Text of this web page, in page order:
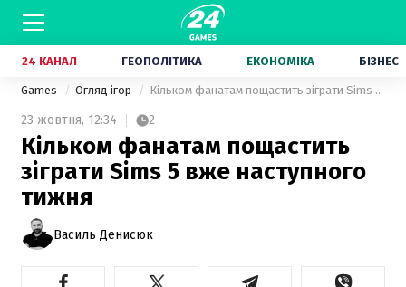
24 КАНАЛ ГЕОПОЛІТИКА ЕКОНОМІКА БІЗНЕС
Games Огляд ігор Кільком фанатам пощастить зіграти Sims 5 вже наступного тижня
23 жовтня, 12:34 2
Кільком фанатам пощастить
зіграти Sims 5 вже наступного
тижня
Василь Денисюк